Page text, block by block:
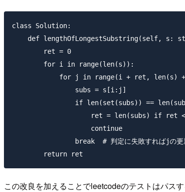
class Solution:
def lengthOfLongestSubstring(self, s:
        ret = 0
        for i in range(len(s)):
for j in range(i + ret, len(s) +
                subs = s[i:j]
if len(set(subs)) ==
ret = len(subs) if ret
                    continue
break  # 判定に失敗すればjの更
この改良を加えることでleetcodeのテストはパス